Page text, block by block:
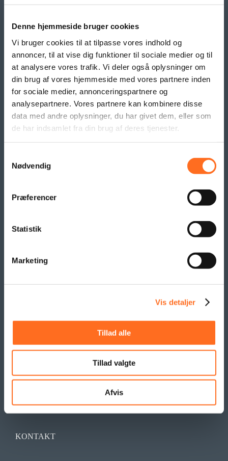
Denne hjemmeside bruger cookies
Vi bruger cookies til at tilpasse vores indhold og
annoncer, til at vise dig funktioner til sociale medier og til
at analysere vores trafik. Vi deler også oplysninger om
din brug af vores hjemmeside med vores partnere inden
for sociale medier, annonceringspartnere og
analysepartnere. Vores partnere kan kombinere disse
data med andre oplysninger, du har givet dem, eller som
de har indsamlet fra din brug af deres tjenester.
Nødvendig
Præferencer
Statistik
Marketing
Vis detaljer
Tillad alle
Tillad valgte
Afvis
BANNER PRODUKTER
Indoor bannere
Outdoor Bannere
Roll Up Banner
Beachflag
Kioskflag
KONTAKT